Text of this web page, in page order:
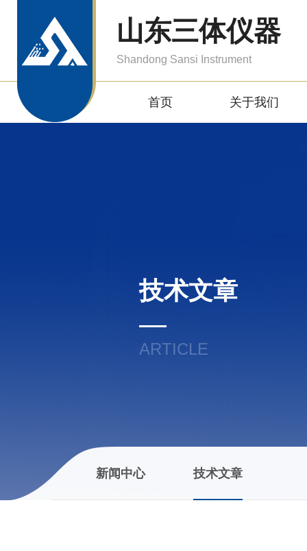
山东三体仪器
Shandong Sansi Instrument
首页 关于我们
技术文章
ARTICLE
新闻中心 技术文章